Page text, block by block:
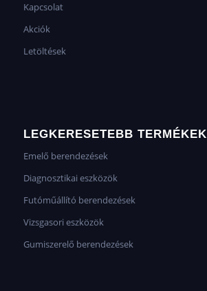
Kapcsolat
Akciók
Letöltések
LEGKERESETEBB TERMÉKEK
Emelő berendezések
Diagnosztikai eszközök
Futóműállító berendezések
Vizsgasori eszközök
Gumiszerelő berendezések